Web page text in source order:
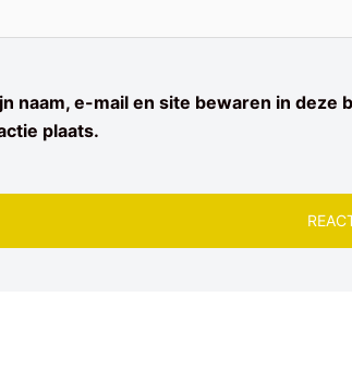
naam, e-mail en site bewaren in
plaats.